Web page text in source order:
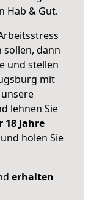
Hab & Gut.
sollen, dann
und stellen
mit
unsere
lehnen Sie
18 Jahre
holen Sie
erhalten